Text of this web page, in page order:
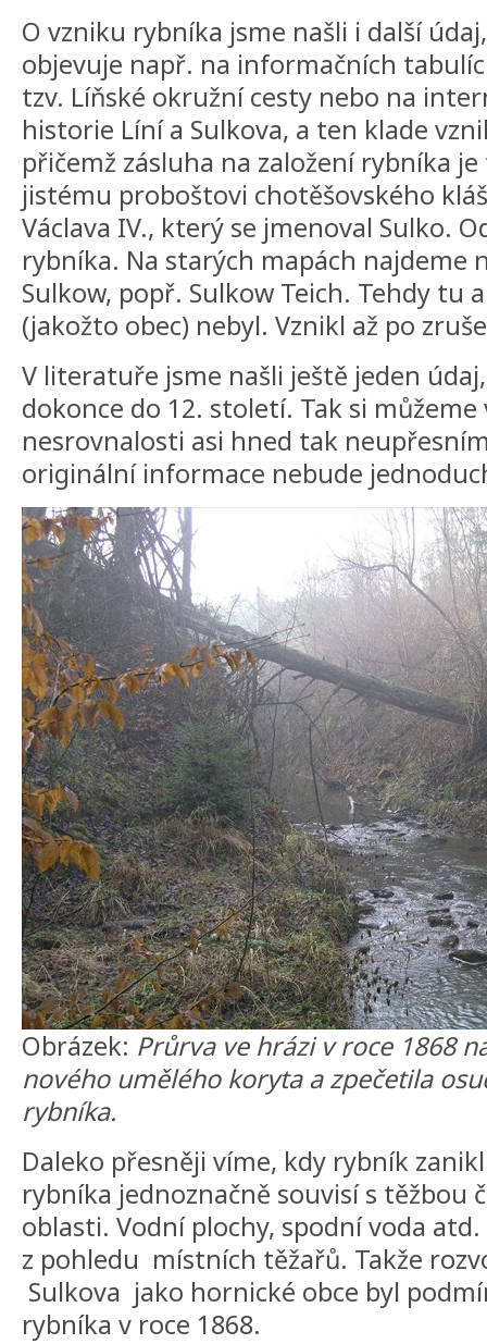
O vzniku rybníka jsme našli i další
objevuje např. na informačních
tzv. Líňské okružní cesty nebo na
historie Líní a Sulkova, a ten klade
přičemž zásluha na založení rybníka
jistému proboštovi chotěšovského
Václava IV., který se jmenoval Sulko.
rybníka. Na starých mapách najdeme
Sulkow, popř. Sulkow Teich. Tehdy tu
(jakožto obec) nebyl. Vznikl až po
V literatuře jsme našli ještě jeden
dokonce do 12. století. Tak si
nesrovnalosti asi hned tak
originální informace nebude
Obrázek: Průrva ve hrázi v roce 1868
nového umělého koryta a zpečetila
rybníka.
Daleko přesněji víme, kdy rybník
rybníka jednoznačně souvisí s těžbou
oblasti. Vodní plochy, spodní voda
z pohledu místních těžařů. Takže
Sulkova jako hornické obce byl
rybníka v roce 1868.